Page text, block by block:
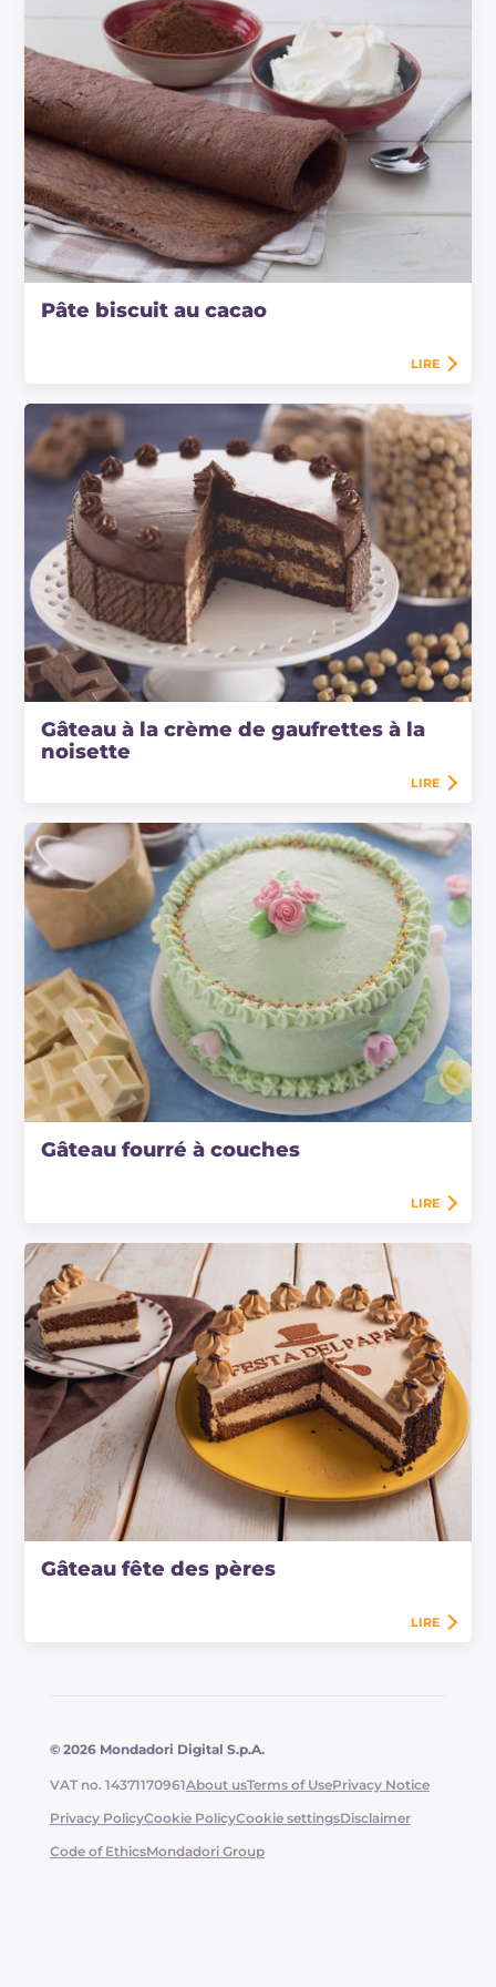
Pâte biscuit au cacao
LIRE
Gâteau à la crème de gaufrettes à la
noisette
LIRE
Gâteau fourré à couches
LIRE
Gâteau fête des pères
LIRE
© 2026 Mondadori Digital S.p.A.
VAT no. 14371170961About usTerms of UsePrivacy Notice
Privacy PolicyCookie PolicyCookie settingsDisclaimer
Code of EthicsMondadori Group